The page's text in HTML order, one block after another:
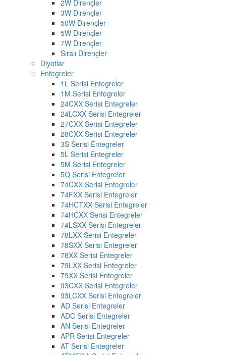
2W Dirençler
3W Dirençler
50W Dirençler
5W Dirençler
7W Dirençler
Sıralı Dirençler
Diyotlar
Entegreler
1L Serisi Entegreler
1M Serisi Entegreler
24CXX Serisi Entegreler
24LCXX Serisi Entegreler
27CXX Serisi Entegreler
28CXX Serisi Entegreler
3S Serisi Entegreler
5L Serisi Entegreler
5M Serisi Entegreler
5Q Serisi Entegreler
74CXX Serisi Entegreler
74FXX Serisi Entegreler
74HCTXX Serisi Entegreler
74HCXX Serisi Entegreler
74LSXX Serisi Entegreler
78LXX Serisi Entegreler
78SXX Serisi Entegreler
78XX Serisi Entegreler
79LXX Serisi Entegreler
79XX Serisi Entegreler
93CXX Serisi Entegreler
93LCXX Serisi Entegreler
AD Serisi Entegreler
ADC Serisi Entegreler
AN Serisi Entegreler
APR Serisi Entegreler
AT Serisi Entegreler